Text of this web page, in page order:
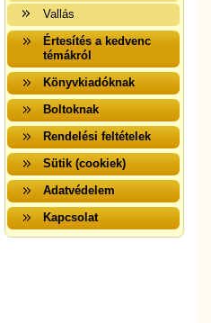
Vallás
Értesítés a kedvenc
témákról
Könyvkiadóknak
Boltoknak
Rendelési feltételek
Sütik (cookiek)
Adatvédelem
Kapcsolat